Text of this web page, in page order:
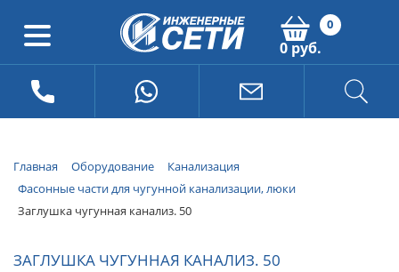
0
0 руб.
Главная Оборудование
Канализация
Фасонные части для чугунной канализации, люки
Заглушка чугунная канализ. 50
ЗАГЛУШКА ЧУГУННАЯ КАНАЛИЗ. 50